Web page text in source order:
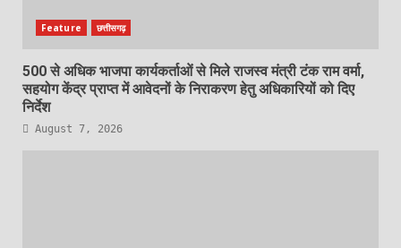
Feature छत्तीसगढ़
500 से अधिक भाजपा कार्यकर्ताओं से मिले राजस्व मंत्री टंक राम वर्मा,
सहयोग केंद्र प्राप्त में आवेदनों के निराकरण हेतु अधिकारियों को दिए
निर्देश
August 7, 2026